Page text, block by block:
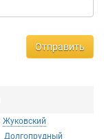
Отправить
Жуковский
Долгопрудный